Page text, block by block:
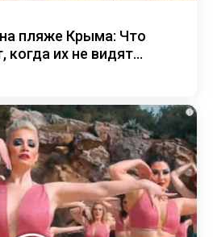
пляже Крыма: Что
их не видят...
i